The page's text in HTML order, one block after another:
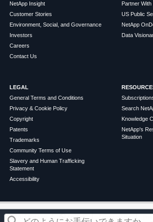
この記事は役に立ちましたか？
NetApp Insight
Customer Stories
Environment, Social, and Governance
Investors
Careers
Contact Us
Partner With
US Public
NetApp
Data
LEGAL
General Terms and Conditions
Privacy & Cookie Policy
Copyright
Patents
Trademarks
Community Terms of Use
Slavery and Human Trafficking
Statement
Accessibility
Search
Knowledge
NetApp's
Situation
©2026 NetApp English Terms of Use